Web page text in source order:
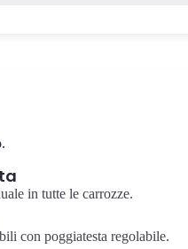
in tutte le carrozze.
con poggiatesta regolabile.